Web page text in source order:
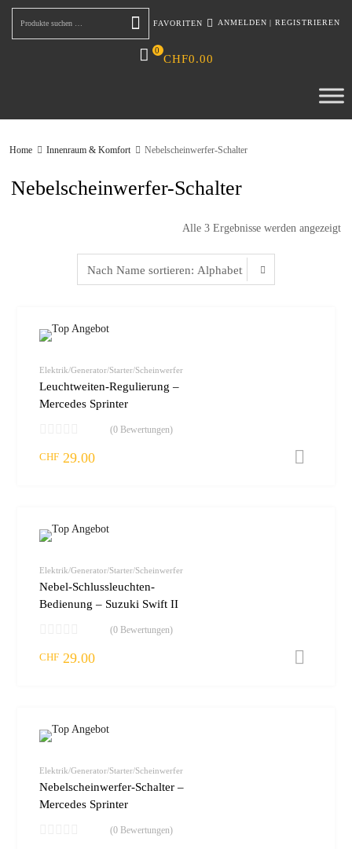
Suchen
FAVORITEN ANMELDEN | REGISTRIEREN
CHF0.00
0
Home Innenraum & Komfort Nebelscheinwerfer-Schalter
Nebelscheinwerfer-Schalter
Alle 3 Ergebnisse werden angezeigt
Elektrik/Generator/Starter/Scheinwerfer
Leuchtweiten-Regulierung –
Mercedes Sprinter
(0 Bewertungen)
CHF 29.00
Elektrik/Generator/Starter/Scheinwerfer
Nebel-Schlussleuchten-
Bedienung – Suzuki Swift II
(0 Bewertungen)
CHF 29.00
Elektrik/Generator/Starter/Scheinwerfer
Nebelscheinwerfer-Schalter –
Mercedes Sprinter
(0 Bewertungen)